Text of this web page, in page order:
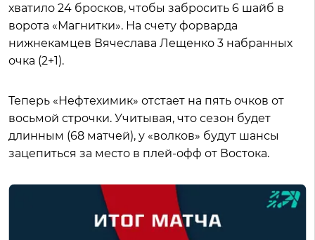
хватило 24 бросков, чтобы забросить 6 шайб в
ворота «Магнитки». На счету форварда
нижнекамцев Вячеслава Лещенко 3 набранных
очка (2+1).
Теперь «Нефтехимик» отстает на пять очков от
восьмой строчки. Учитывая, что сезон будет
длинным (68 матчей), у «волков» будут шансы
зацепиться за место в плей-офф от Востока.